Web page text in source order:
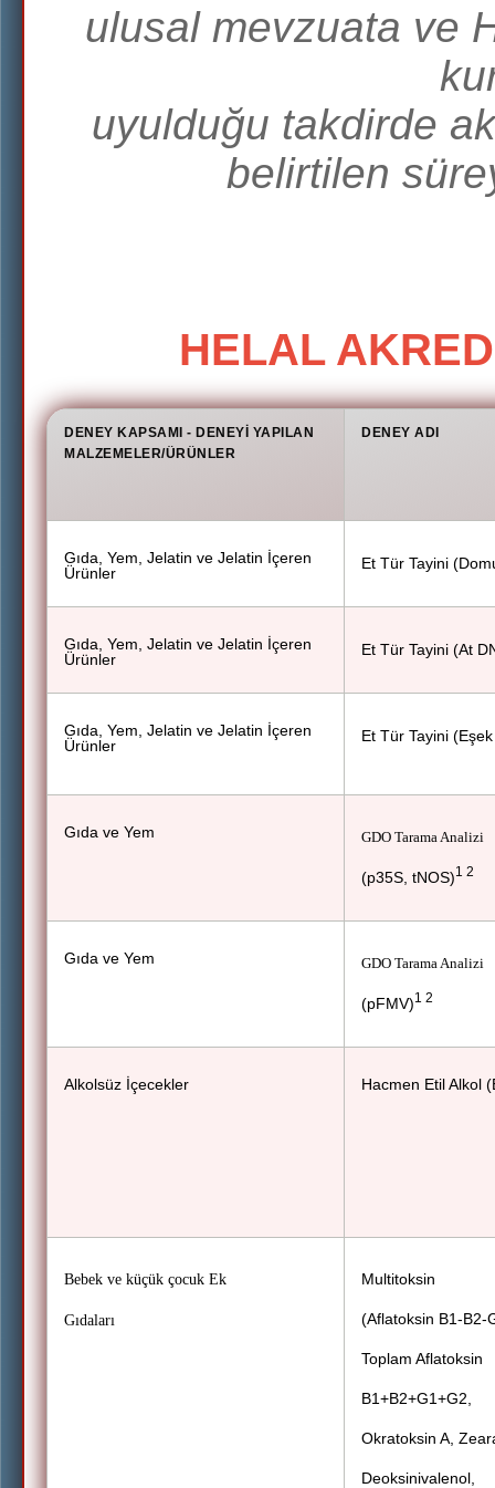
ulusal mevzuata ve
uyulduğu takdirde
belirtilen
HELAL
DENEY KAPSAMI - DENEYI YAPILAN
MALZEMELER/ÜRÜNLER
DENEY ADI
Gıda, Yem, Jelatin ve Jelatin İçeren
Ürünler
Et Tür Tayini
Gıda, Yem, Jelatin ve Jelatin İçeren
Ürünler
Et Tür Tayini (At
Gıda, Yem, Jelatin ve Jelatin İçeren
Ürünler
Et Tür Tayini (Eşek
Gıda ve Yem GDO Tarama Analizi
(p35S, tNOS)1 2
Gıda ve Yem GDO Tarama Analizi
(pFMV)1 2
Alkolsüz İçecekler Hacmen Etil Alkol
Bebek ve küçük çocuk Ek
Gıdaları
Multitoksin
(Aflatoksin B1-B2-
Toplam Aflatoksin
B1+B2+G1+G2,
Okratoksin A,
Deoksinivalenol,